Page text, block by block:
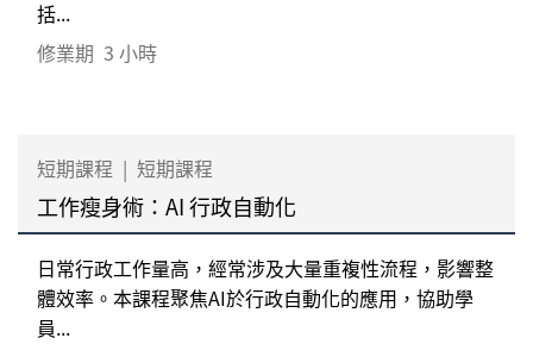
括...
修業期 3 小時
短期課程 | 短期課程
工作瘦身術：AI 行政自動化
日常行政工作量高，經常涉及大量重複性流程，影響整
體效率。本課程聚焦AI於行政自動化的應用，協助學
員...